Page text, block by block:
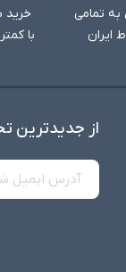
به تمامی
ایران
خرید
با
از جدید‌ترین